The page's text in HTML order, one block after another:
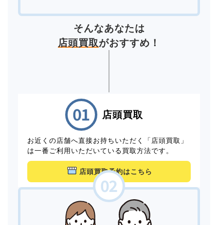
そんなあなたは
店頭買取がおすすめ！
店頭買取
お近くの店舗へ直接お持ちいただく「店頭買取」
は一番ご利用いただいている買取方法です。
店頭買取予約はこちら